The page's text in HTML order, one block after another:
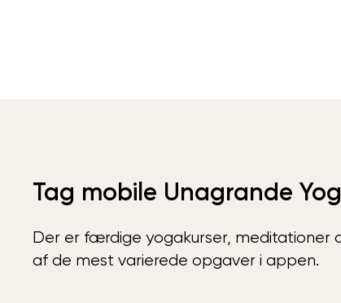
Tag mobile Unagrande
Der er færdige yogakurser, meditationer
af de mest varierede opgaver i appen.